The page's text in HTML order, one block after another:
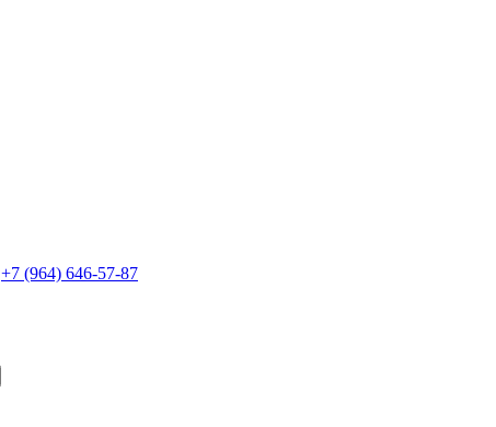
+7 (964) 646-57-87